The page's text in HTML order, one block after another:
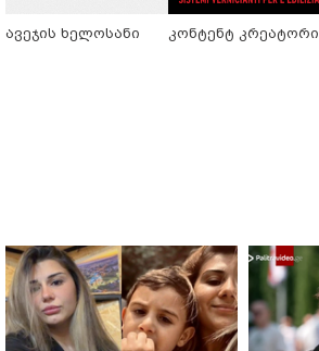
ავეჯის ხელოსანი კონტენტ კრეატორი